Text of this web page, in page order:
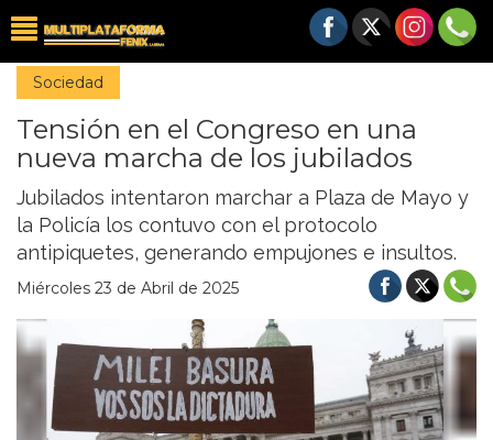
Sociedad
Tensión en el Congreso en una
nueva marcha de los jubilados
Jubilados intentaron marchar a Plaza de Mayo y
la Policía los contuvo con el protocolo
antipiquetes, generando empujones e insultos.
Miércoles 23 de Abril de 2025